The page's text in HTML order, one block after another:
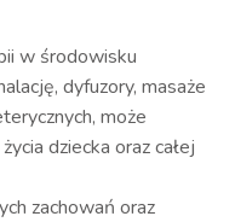
w środowisku
dyfuzory, masaże
może
dziecka oraz całej
zachowań oraz